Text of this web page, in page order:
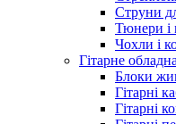
Струни
Тюнери і
Чохли і
Гітарне
Блоки
Гітарні
Гітарні